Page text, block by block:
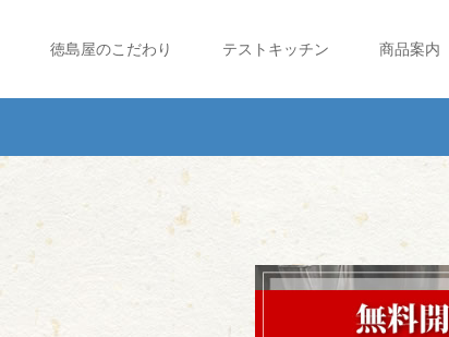
徳島屋のこだわり テストキッチン 商品案内